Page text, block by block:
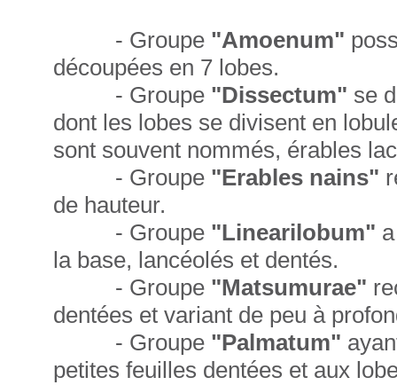
- Groupe "Amoenum"
découpées en 7 lobes.
- Groupe "Dissectum" se
dont les lobes se divisent en
sont souvent nommés, érables
- Groupe "Erables nains"
de hauteur.
- Groupe "Linearilobum"
la base, lancéolés et dentés.
- Groupe "Matsumurae"
dentées et variant de peu à
- Groupe "Palmatum"
petites feuilles dentées et aux